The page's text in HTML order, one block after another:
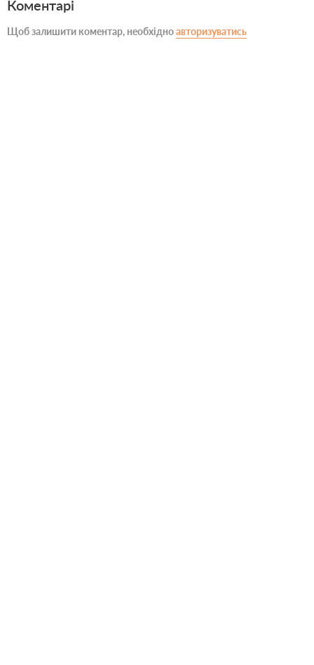
Коментарі
Щоб залишити коментар, необхідноавторизуватись